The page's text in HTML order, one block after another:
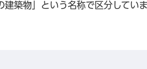
築物」という名称で区分してい